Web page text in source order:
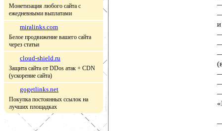
Монетизация любого сайта с
ежедневными выплатами
miralinks.com
Белое продвижение вашего сайта
через статьи
cloud-shield.ru
Защита сайта от DDos атак + CDN
(ускорение сайта)
gogetlinks.net
Покупка постоянных ссылок на
лучших площадках